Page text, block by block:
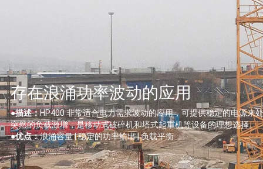
存在浪涌功率波动的应用
●描述：HP400 非常适合电力需求波动的应用，可提供稳定的电源来
突然的负载激增，是移动式破碎机和塔式起重机等设备的理想选择。
●优点：浪涌容量 | 稳定的功率输出 | 负载平衡